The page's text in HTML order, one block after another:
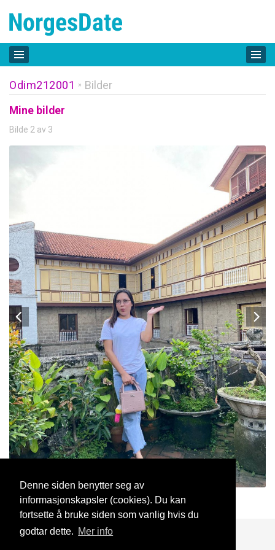
Denne siden benytter seg av
informasjonskapsler (cookies). Du kan
fortsette å bruke siden som vanlig hvis du
godtar dette. Mer info
Odim212001 » Bilder
Mine bilder
Bilde 2 av 3
Odim212001 24 Okt, 2025
Blogg Support Kontakt oss